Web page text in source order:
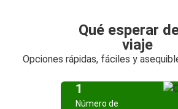
Qué esperar
viaje
Opciones rápidas, fáciles y
1
Número de